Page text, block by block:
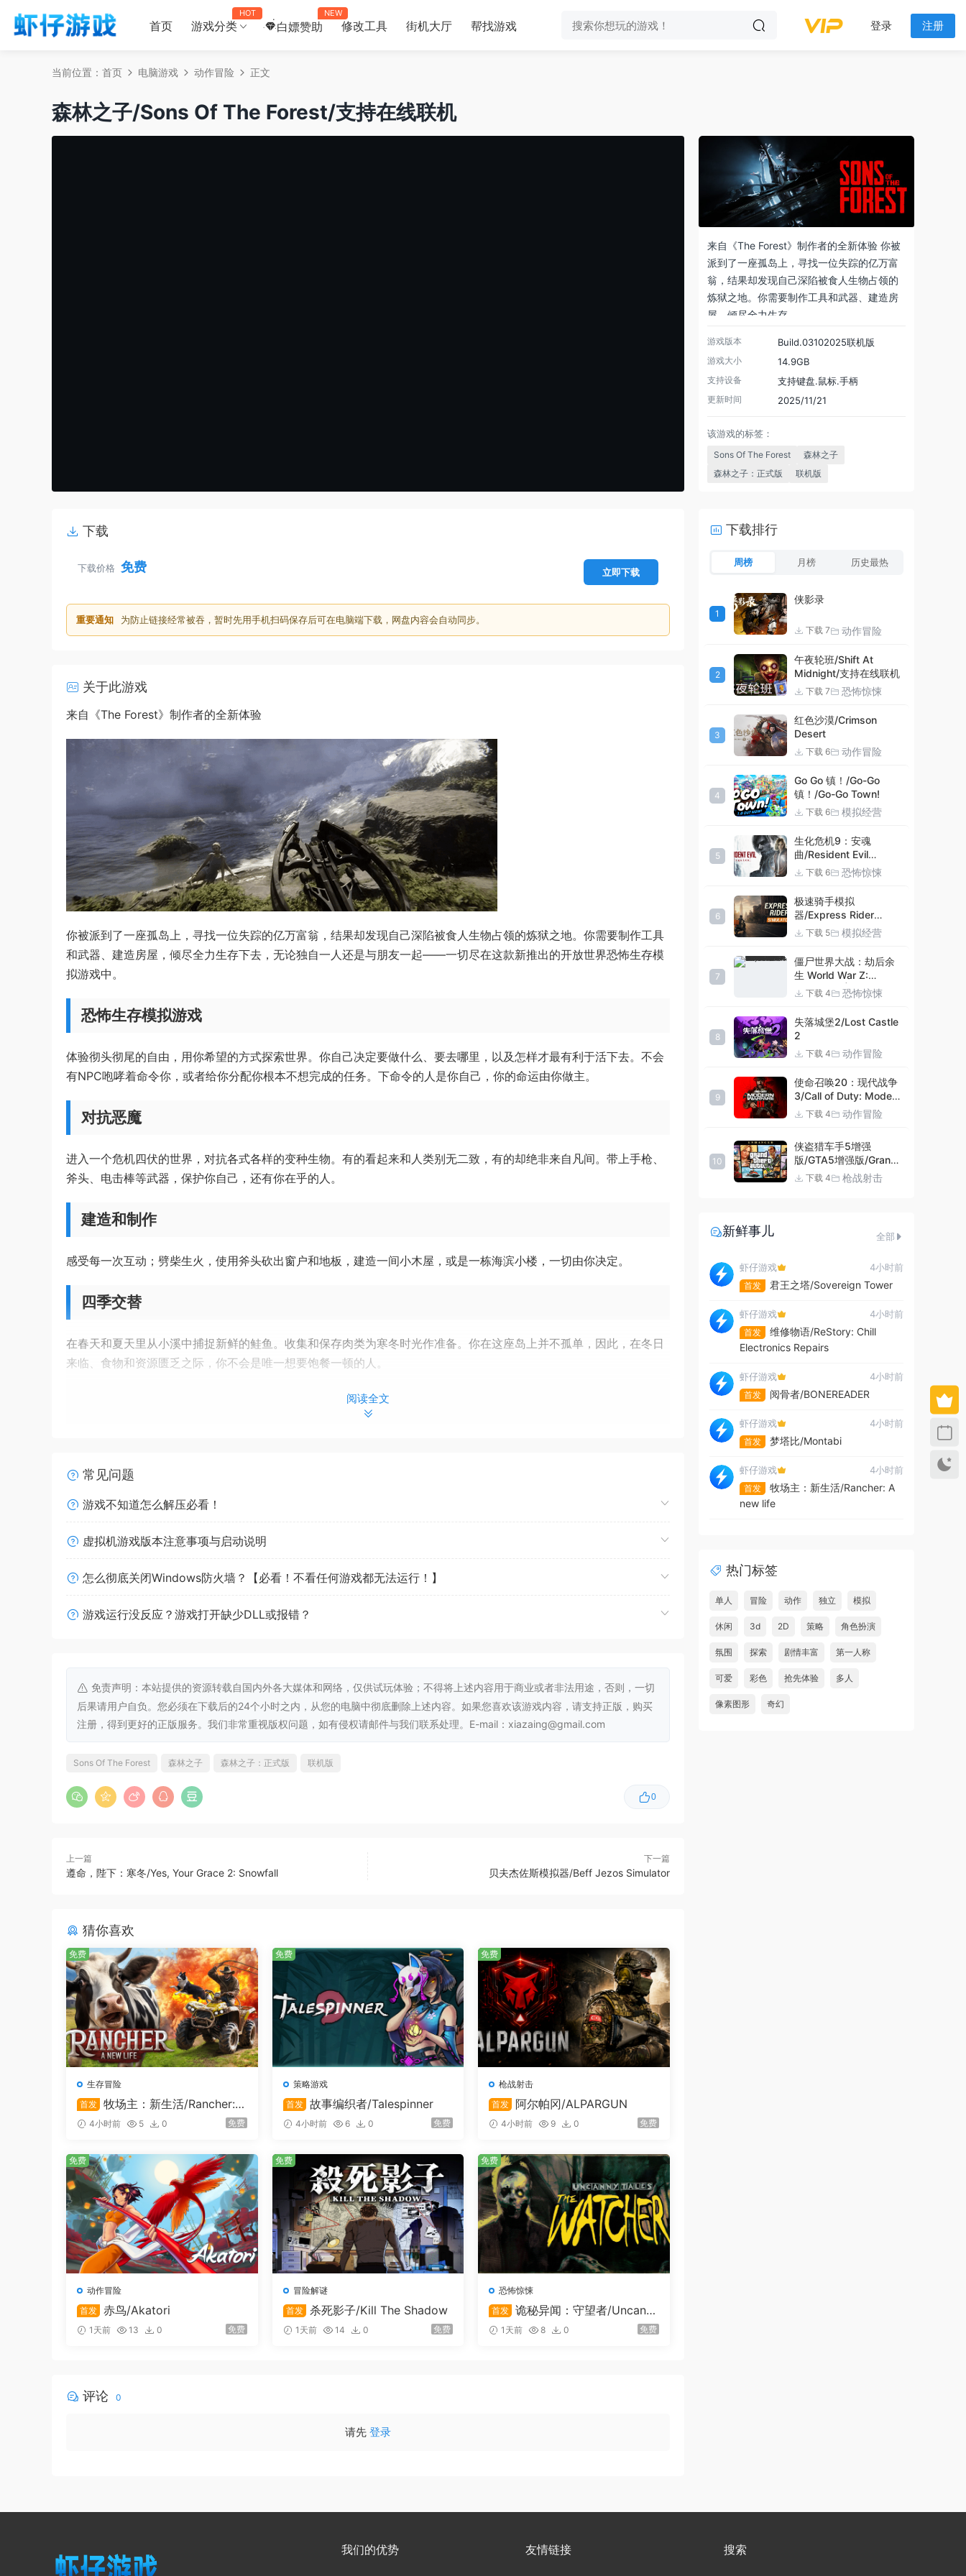
首页 游戏分类
HOT
白嫖赞助
NEW
修改工具 街机大厅 帮找游戏 登录 注册
当前位置： 首页 电脑游戏 动作冒险 正文
森林之子/Sons Of The Forest/支持在线联机
来自《The Forest》制作者的全新体验 你被
派到了一座孤岛上，寻找一位失踪的亿万富
翁，结果却发现自己深陷被食人生物占领的
炼狱之地。你需要制作工具和武器、建造房
屋，倾尽全力生存…
游戏版本 Build.03102025联机版
游戏大小 14.9GB
支持设备 支持键盘.鼠标.手柄
更新时间 2025/11/21
该游戏的标签：
Sons Of The Forest
森林之子
森林之子：正式版
联机版
下载
下载价格 免费 立即下载
重要通知 为防止链接经常被吞，暂时先用手机扫码保存后可在电脑端下载，网盘内容会自动同步。
关于此游戏
来自《The Forest》制作者的全新体验
你被派到了一座孤岛上，寻找一位失踪的亿万富翁，结果却发现自己深陷被食人生物占领的炼狱之地。你需要制作工具
和武器、建造房屋，倾尽全力生存下去，无论独自一人还是与朋友一起——一切尽在这款新推出的开放世界恐怖生存模
拟游戏中。
恐怖生存模拟游戏
体验彻头彻尾的自由，用你希望的方式探索世界。你自己决定要做什么、要去哪里，以及怎样才最有利于活下去。不会
有NPC咆哮着命令你，或者给你分配你根本不想完成的任务。下命令的人是你自己，你的命运由你做主。
对抗恶魔
进入一个危机四伏的世界，对抗各式各样的变种生物。有的看起来和人类别无二致，有的却绝非来自凡间。带上手枪、
斧头、电击棒等武器，保护你自己，还有你在乎的人。
建造和制作
感受每一次互动；劈柴生火，使用斧头砍出窗户和地板，建造一间小木屋，或是一栋海滨小楼，一切由你决定。
四季交替
在春天和夏天里从小溪中捕捉新鲜的鲑鱼。收集和保存肉类为寒冬时光作准备。你在这座岛上并不孤单，因此，在冬日
来临、食物和资源匮乏之际，你不会是唯一想要饱餐一顿的人。
成人内容描述
操作系统: 64-bit Windows 10
处理器:INTEL CORE I5-8400 or AMD RYZEN 3 3300X
显卡:
NVIDIA GeForce GTX 1060 3GB or AMD Radeon RX 570 4GB
存储空间:需要 20 GB 可用空间
需要 64 位处理器和操作系统
内存:
显卡:NVIDIA GeForce 1080Ti or AMD Radeon RX 5700 XT
DirectX 版本:11
存储空间:需要 20 GB 可用空间
附注事项:SSD (Preferred)
阅读全文
常见问题
游戏不知道怎么解压必看！
虚拟机游戏版本注意事项与启动说明
怎么彻底关闭Windows防火墙？【必看！不看任何游戏都无法运行！】
游戏运行没反应？游戏打开缺少DLL或报错？
免责声明：本站提供的资源转载自国内外各大媒体和网络，仅供试玩体验；不得将上述内容用于商业或者非法用途，否则，一切
后果请用户自负。您必须在下载后的24个小时之内，从您的电脑中彻底删除上述内容。如果您喜欢该游戏内容，请支持正版，购买
注册，得到更好的正版服务。我们非常重视版权问题，如有侵权请邮件与我们联系处理。E-mail：xiazaing@gmail.com
0
Sons Of The Forest 森林之子 森林之子：正式版 联机版
上一篇
遵命，陛下：寒冬/Yes, Your Grace 2: Snowfall
下一篇
贝夫杰佐斯模拟器/Beff Jezos Simulator
猜你喜欢
生存冒险
首发 牧场主：新生活/Rancher: A
new life
4小时前 5 0 免费
免费
策略游戏
首发
故事编织者/Talespinner
4小时前 6 0 免费
免费
枪战射击
首发
阿尔帕冈/ALPARGUN
4小时前 9 0 免费
免费
动作冒险
首发 赤鸟/Akatori
1天前 13 0 免费
免费
冒险解谜
首发
杀死影子/Kill The Shadow
1天前 14 0 免费
免费
恐怖惊悚
首发
诡秘异闻：守望者/Uncann
y Tales: The Watcher
1天前 8 0 免费
免费
评论 0
请先 登录
下载排行
周榜 月榜 历史最热
1
侠影录
下载 7 动作冒险
2
午夜轮班/Shift At
Midnight/支持在线联机
下载 7 恐怖惊悚
3
红色沙漠/Crimson
Desert
下载 6 动作冒险
4
Go Go 镇！/Go-Go
镇！/Go-Go Town!
下载 6 模拟经营
5
生化危机9：安魂
曲/Resident Evil
Requiem
下载 6 恐怖惊悚
6
极速骑手模拟
器/Express Rider
Simulator
下载 5 模拟经营
7
僵尸世界大战：劫后余
生 World War Z:
Aftermath |官方中文
09.27.24 v20240924
集成DLCs 赠多项修改器
+赠999等级.荣誉技能.
紫色荣誉头框.荣誉枪械
技能.解锁存档 解压即玩
下载 4 恐怖惊悚
8
失落城堡2/Lost Castle
2
下载 4 动作冒险
9
使命召唤20：现代战争
3/Call of Duty: Modern
Warfare III
下载 4 动作冒险
10
侠盗猎车手5增强
版/GTA5增强版/Grand
Theft Auto V
下载 4 枪战射击
新鲜事儿 全部
虾仔游戏 4小时前
首发 君王之塔/Sovereign Tower
虾仔游戏 4小时前
首发
维修物语/ReStory: Chill
Electronics Repairs
虾仔游戏 4小时前
首发 阅骨者/BONEREADER
虾仔游戏 4小时前
首发 梦塔比/Montabi
虾仔游戏 4小时前
首发
牧场主：新生活/Rancher: A
new life
虾仔游戏
首发 故事编织者/Talespinner
虾仔游戏 4小时前
Turret Simulator
首发 巨型金岩/Big Golden Rock
u***********7
热门标签
单人 冒险 动作 独立 模拟
休闲 3d 2D 策略 角色扮演
氛围 探索 剧情丰富 第一人称
可爱 彩色 抢先体验 多人
像素图形 奇幻
我们的优势 友情链接 搜索